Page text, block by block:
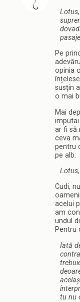
Pe
opinia
susțin
o mai
Mai
ar fi să
ceva
pentru
pe alb:
Cudi,
acelui
am
undul
Pentru
Iată
tu nu